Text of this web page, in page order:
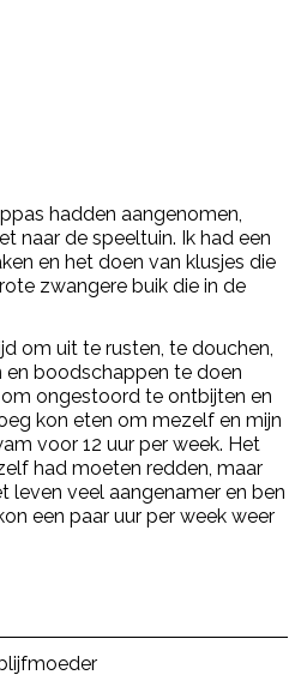
hadden aangenomen,
naar de speeltuin. Ik had een
en het doen van klusjes die
zwangere buik die in de
om uit te rusten, te douchen,
en boodschappen te doen
ongestoord te ontbijten en
kon eten om mezelf en mijn
voor 12 uur per week. Het
had moeten redden, maar
leven veel aangenamer en ben
een paar uur per week weer